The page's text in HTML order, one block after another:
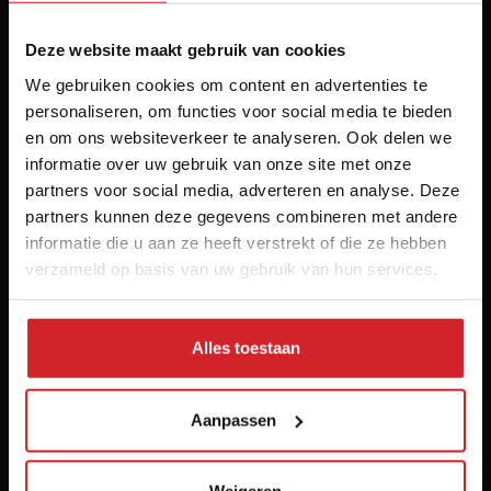
Deze website maakt gebruik van cookies
We gebruiken cookies om content en advertenties te
personaliseren, om functies voor social media te bieden
en om ons websiteverkeer te analyseren. Ook delen we
informatie over uw gebruik van onze site met onze
partners voor social media, adverteren en analyse. Deze
partners kunnen deze gegevens combineren met andere
informatie die u aan ze heeft verstrekt of die ze hebben
verzameld op basis van uw gebruik van hun services.
Alles toestaan
Aanpassen
Het inspiratieplatform voor professionals in food &
hospitality
© 2026 Food Inspiration
Meer informatie
Vacatures
Home
Over ons
Disclaimer